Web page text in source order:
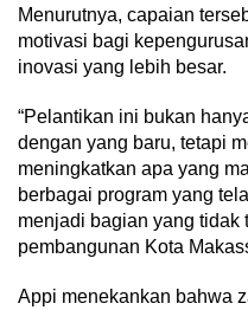
Menurutnya, capaian
motivasi bagi
inovasi yang lebih besar.
“Pelantikan ini bukan
dengan yang baru, tetapi
meningkatkan apa yang
berbagai program yang
menjadi bagian yang tidak
pembangunan Kota
Appi menekankan bahwa